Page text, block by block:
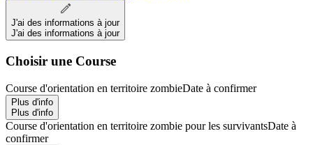
J'ai des informations à jour
J'ai des informations à jour
Choisir une Course
Course d'orientation en territoire zombieDate à confirmer
Plus d'info
Plus d'info
Course d'orientation en territoire zombie pour les survivantsDate à
confirmer